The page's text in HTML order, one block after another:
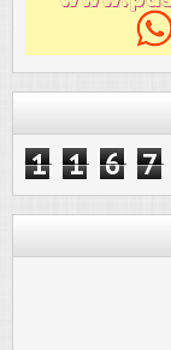
1 1 6 7